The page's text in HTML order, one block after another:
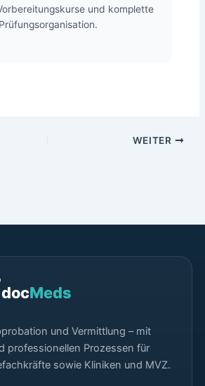
und komplette
Prüfungsorganisation.
WEITER
docMeds
und Vermittlung – mit
professionellen Prozessen für
sowie Kliniken und MVZ.